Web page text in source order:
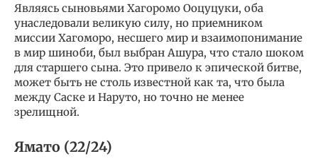
Являясь сыновьями Хагоромо Ооцуцуки, оба
унаследовали великую силу, но приемником
миссии Хагоморо, несшего мир и взаимопонимание
в мир шиноби, был выбран Ашура, что стало шоком
для старшего сына. Это привело к эпической битве,
может быть не столь известной как та, что была
между Саске и Наруто, но точно не менее
зрелищной.
Ямато (22/24)